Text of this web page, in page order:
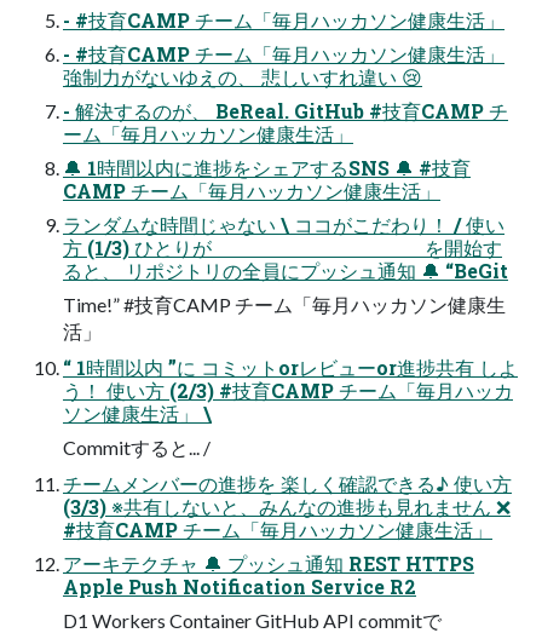
- #技育CAMP チーム「毎月ハッカソン健康生活」
- #技育CAMP チーム「毎月ハッカソン健康生活」
強制力がないゆえの、 悲しいすれ違い 😢
- 解決するのが、 BeReal. GitHub #技育CAMP チ
ーム「毎月ハッカソン健康生活」
🔔 1時間以内に進捗をシェアするSNS 🔔 #技育
CAMP チーム「毎月ハッカソン健康生活」
ランダムな時間じゃない \ ココがこだわり！ / 使い
方 (1/3) ひとりが を開始す
ると、 リポジトリの全員にプッシュ通知 🔔 “BeGit
Time!” #技育CAMP チーム「毎月ハッカソン健康生
活」
“ 1時間以内 ”に コミットorレビューor進捗共有 しよ
う！ 使い方 (2/3) #技育CAMP チーム「毎月ハッカ
ソン健康生活」 \
Commitすると... /
チームメンバーの進捗を 楽しく確認できる♪ 使い方
(3/3) ※共有しないと、みんなの進捗も見れません ❌
#技育CAMP チーム「毎月ハッカソン健康生活」
アーキテクチャ 🔔 プッシュ通知 REST HTTPS
Apple Push Notification Service R2
D1 Workers Container GitHub API commitで